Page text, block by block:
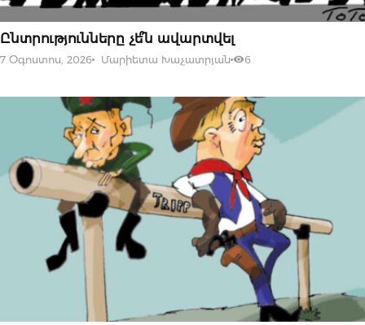
07 ՕԳՈՍՏՈՍԻ, 2026
Ընտրությունները չե՞ն ավարտվել
7 Օգոստոս, 2026 Մարիետա Խաչատրյան 6